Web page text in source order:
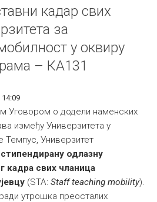
кадар свих
за
у оквиру
– КА131
Уговором о додели наменских
између Универзитета у
Темпус, Универзитет
одлазну
кадра свих чланица
(STA: Staff teaching mobility).
утрошка преосталих